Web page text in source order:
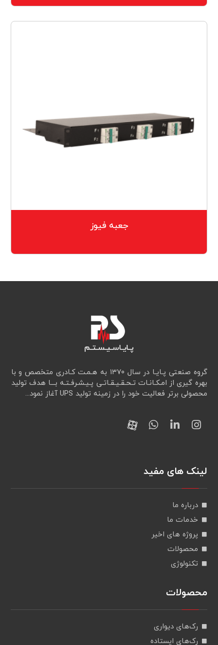
جعبه فیوز
گروه صنعتی پـایـا در سال ۱۳۷۰ به هـمـت کـادری متخصص و با
بهره گیری از امـکـانـات تـحـقـيـقـاتـی پـیـشـرفـتـه بـــا هدف تولید
محصولی برتر فعالیت خود را در زمینه تولید UPS آغاز نمود...
لینک های مفید
درباره ما
خدمات ما
پروژه های اخیر
محصولات
تکنولوژی
محصولات
رک‌های دیواری
رک‌های ایستاده